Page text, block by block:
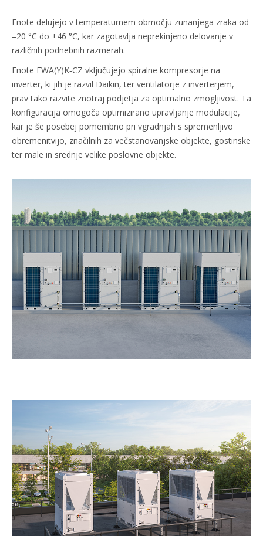
Enote delujejo v temperaturnem območju zunanjega zraka od
–20 °C do +46 °C, kar zagotavlja neprekinjeno delovanje v
različnih podnebnih razmerah.
Enote EWA(Y)K‑CZ vključujejo spiralne kompresorje na
inverter, ki jih je razvil Daikin, ter ventilatorje z inverterjem,
prav tako razvite znotraj podjetja za optimalno zmogljivost. Ta
konfiguracija omogoča optimizirano upravljanje modulacije,
kar je še posebej pomembno pri vgradnjah s spremenljivo
obremenitvijo, značilnih za večstanovanjske objekte, gostinske
ter male in srednje velike poslovne objekte.